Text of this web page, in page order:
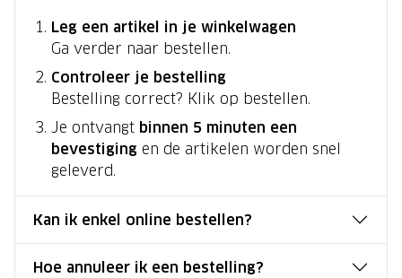
Leg een artikel in je winkelwagen
Ga verder naar bestellen.
Controleer je bestelling
Bestelling correct? Klik op bestellen.
Je ontvangt binnen 5 minuten een
bevestiging en de artikelen worden snel
geleverd.
Kan ik enkel online bestellen?
Hoe annuleer ik een bestelling?